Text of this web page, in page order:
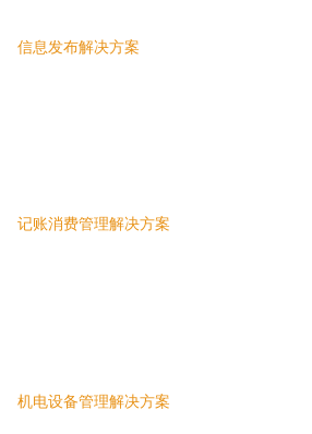
信息发布解决方案
记账消费管理解决方案
机电设备管理解决方案